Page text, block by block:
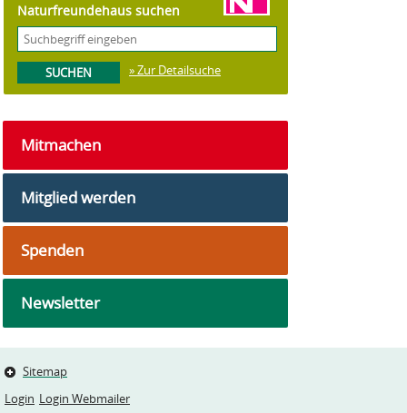
Naturfreundehaus suchen
» Zur Detailsuche
Mitmachen
Mitglied werden
Spenden
Newsletter
Sitemap
Login Login Webmailer